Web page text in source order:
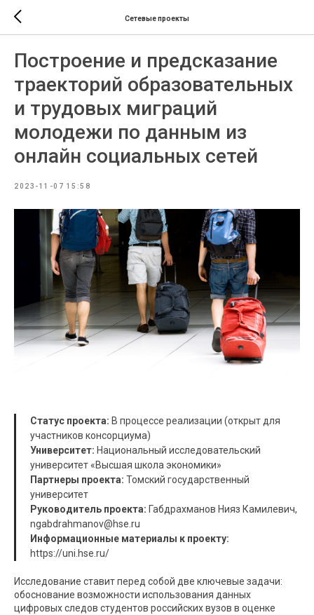
Сетевые проекты
Построение и предсказание
траекторий образовательных
и трудовых миграций
молодежи по данным из
онлайн социальных сетей
2023-11-07 15:58
Статус проекта: В процессе реализации (открыт для
участников консорциума)
Университет: Национальный исследовательский
университет «Высшая школа экономики»
Партнеры проекта: Томский государственный
университет
Руководитель проекта: Габдрахманов Нияз Камилевич,
ngabdrahmanov@hse.ru
Информационные материалы к проекту:
https://uni.hse.ru/
Исследование ставит перед собой две ключевые задачи:
обоснование возможности использования данных
цифровых следов студентов российских вузов в оценке